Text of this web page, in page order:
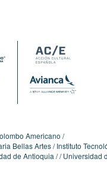
Americano
Bellas Artes Instituto
de Antioquia Universidad